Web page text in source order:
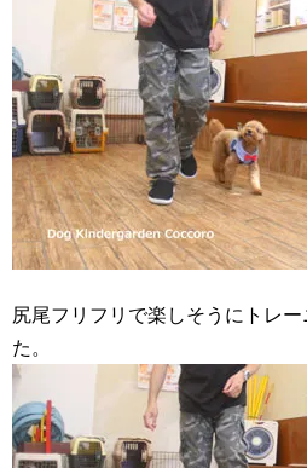
尻尾フリフリで楽しそうにトレ
た。